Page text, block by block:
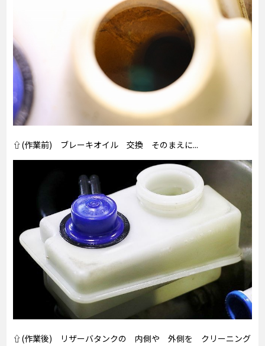
⇧(作業前) ブレーキオイル 交換 そのまえに...
⇧(作業後) リザーバタンクの 内側や 外側を クリーニング